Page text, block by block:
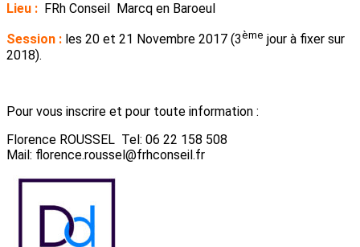
Lieu : FRh Conseil Marcq en Baroeul
Session : les 20 et 21 Novembre 2017 (3ème jour à fixer sur
2018).
Pour vous inscrire et pour toute information :
Florence ROUSSEL Tel: 06 22 158 508
Mail: florence.roussel@frhconseil.fr